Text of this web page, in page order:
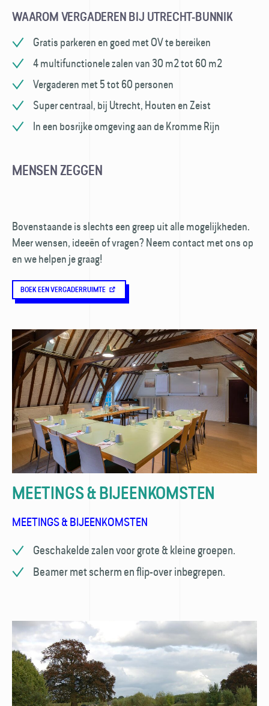
WAAROM VERGADEREN BIJ UTRECHT-BUNNIK
Gratis parkeren en goed met OV te bereiken
4 multifunctionele zalen van 30 m2 tot 60 m2
Vergaderen met 5 tot 60 personen
Super centraal, bij Utrecht, Houten en Zeist
In een bosrijke omgeving aan de Kromme Rijn
MENSEN ZEGGEN
Bovenstaande is slechts een greep uit alle mogelijkheden.
Meer wensen, ideeën of vragen? Neem contact met ons op
en we helpen je graag!
BOEK EEN VERGADERRUIMTE
MEETINGS & BIJEENKOMSTEN
MEETINGS & BIJEENKOMSTEN
Geschakelde zalen voor grote & kleine groepen.
Beamer met scherm en flip-over inbegrepen.